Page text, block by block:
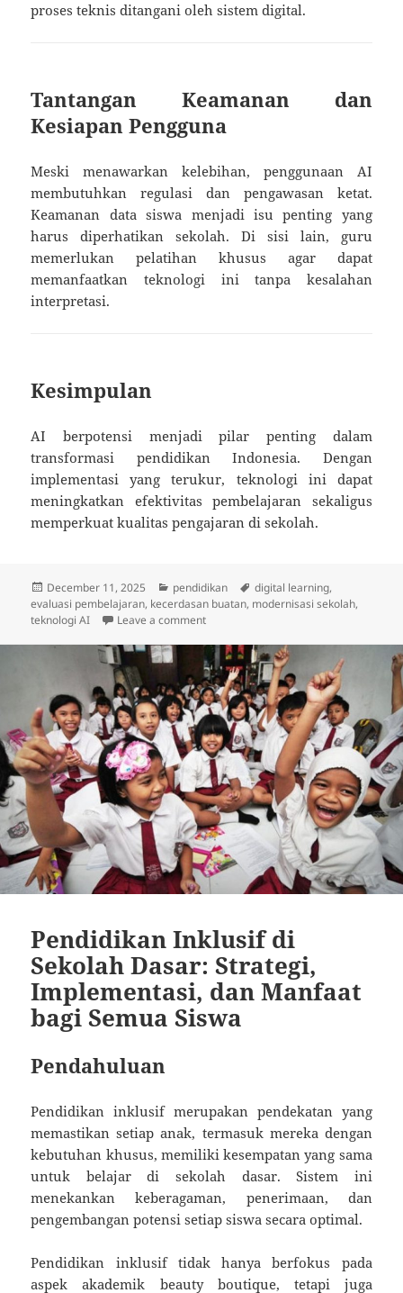
proses teknis ditangani oleh sistem digital.
Tantangan Keamanan dan
Kesiapan Pengguna
Meski menawarkan kelebihan, penggunaan AI
membutuhkan regulasi dan pengawasan ketat.
Keamanan data siswa menjadi isu penting yang
harus diperhatikan sekolah. Di sisi lain, guru
memerlukan pelatihan khusus agar dapat
memanfaatkan teknologi ini tanpa kesalahan
interpretasi.
Kesimpulan
AI berpotensi menjadi pilar penting dalam
transformasi pendidikan Indonesia. Dengan
implementasi yang terukur, teknologi ini dapat
meningkatkan efektivitas pembelajaran sekaligus
memperkuat kualitas pengajaran di sekolah.
Posted
on
December 11, 2025 Categories
pendidikan Tags
digital learning,
evaluasi pembelajaran, kecerdasan buatan, modernisasi sekolah,
teknologi AI
Leave a commenton Pemanfaatan AI Dorong Efisiensi
Pendidikan Inklusif di
Sekolah Dasar: Strategi,
Implementasi, dan Manfaat
bagi Semua Siswa
Pendahuluan
Pendidikan inklusif merupakan pendekatan yang
memastikan setiap anak, termasuk mereka dengan
kebutuhan khusus, memiliki kesempatan yang sama
untuk belajar di sekolah dasar. Sistem ini
menekankan keberagaman, penerimaan, dan
pengembangan potensi setiap siswa secara optimal.
Pendidikan inklusif tidak hanya berfokus pada
aspek akademik beauty boutique, tetapi juga